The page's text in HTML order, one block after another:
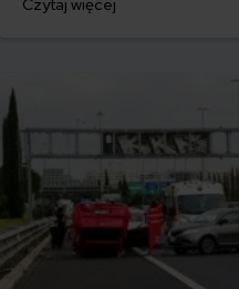
z AB Port - Ubezpieczenia.
Czytaj więcej